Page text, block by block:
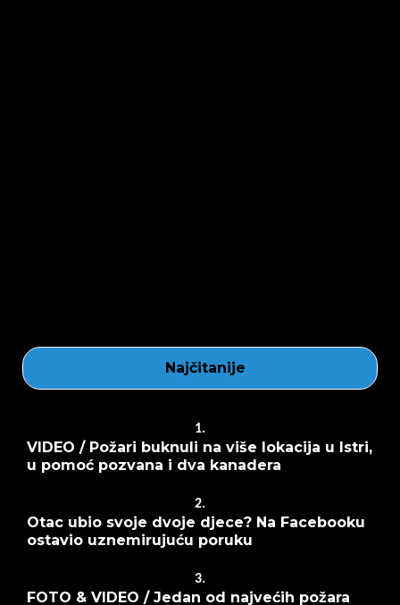
Najčitanije
1.
VIDEO / Požari buknuli na više lokacija u Istri,
u pomoć pozvana i dva kanadera
2.
Otac ubio svoje dvoje djece? Na Facebooku
ostavio uznemirujuću poruku
3.
FOTO & VIDEO / Jedan od najvećih požara